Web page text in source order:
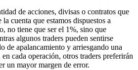
de acciones, divisas o contratos que
cuenta que estamos dispuestos a
no tiene que ser el 1%, sino que
algunos traders pueden sentirse
de apalancamiento y arriesgando una
cada operación, otros traders preferirán
un mayor margen de error.